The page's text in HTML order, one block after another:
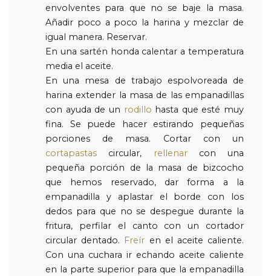
envolventes para que no se baje la masa.
Añadir poco a poco la harina y mezclar de
igual manera. Reservar.
En una sartén honda calentar a temperatura
media el aceite.
En una mesa de trabajo espolvoreada de
harina extender la masa de las empanadillas
con ayuda de un rodillo hasta que esté muy
fina. Se puede hacer estirando pequeñas
porciones de masa. Cortar con un
cortapastas circular, rellenarcon una
pequeña porción de la masa de bizcocho
que hemos reservado, dar forma a la
empanadilla y aplastar el borde con los
dedos para que no se despegue durante la
fritura, perfilar el canto con un cortador
circular dentado. Freír en el aceite caliente.
Con una cuchara ir echando aceite caliente
en la parte superior para que la empanadilla